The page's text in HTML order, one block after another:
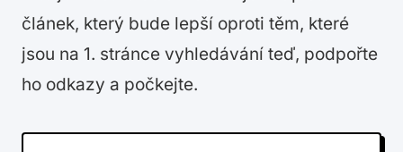
článek, který bude lepší oproti těm, které
jsou na 1. stránce vyhledávání teď, podpořte
ho odkazy a počkejte.